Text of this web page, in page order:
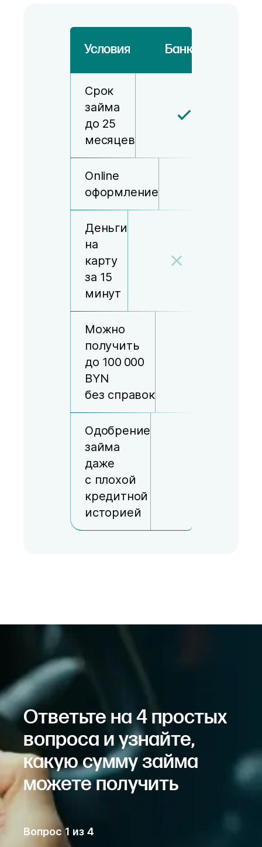
Условия Банк
Срок
займа
до 25
месяцев
Online
оформление
Деньги
на
карту
за 15
минут
Можно
получить
до 100 000
BYN
без справок
Одобрение
займа
даже
с плохой
кредитной
историей
Ответьте на 4 простых
вопроса и узнайте,
какую сумму займа
можете получить
Вопрос1 из 4